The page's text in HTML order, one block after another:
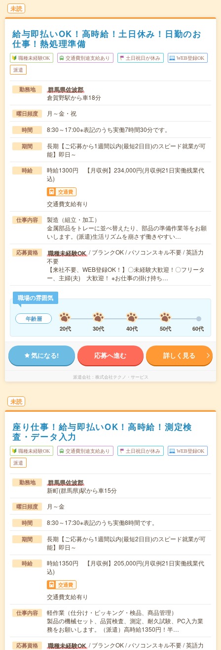
未読
給与即払いOK！高時給！土日休み！日勤のお
仕事！熱処理準備
職種未経験OK 交通費別途支給あり 土日祝日が休み WEB登録OK
派遣
勤務地 群馬県佐波郡
倉賀野駅から車18分
曜日頻度 月～金・祝
時間 8:30～17:00※表記のうち実働7時間30分です。
期間
長期【ご応募から1週間以内(最短2日目)のスピード就業が可
能】即日～
時給
時給1300円 【月収例】234,000円(月収例21日実働残業代
込)
交通費
交通費支給有り
仕事内容
製造（組立・加工）
金属部品をトレーに並べ替えたり、部品の準備作業等をお願
いします。(派遣)生活リズムを崩さず働きやすい…
応募資格 職種未経験OK / ブランクOK / パソコンスキル不要 / 英語力
不要
【来社不要、WEB登録OK！】〇未経験大歓迎！〇フリータ
ー、主婦(夫) 大歓迎！ ※お仕事の掛け持ち…
職場の雰囲気
年齢層
20代
30代 40代 50代 60代
気になる! 応募へ進む 詳しく見る
派遣会社 株式会社テクノ・サービス
未読
座り仕事！給与即払いOK！高時給！測定検
査・データ入力
職種未経験OK 交通費別途支給あり 土日祝日が休み WEB登録OK
派遣
勤務地 群馬県佐波郡
新町(群馬県)駅から車15分
曜日頻度 月～金
時間 8:30～17:30※表記のうち実働8時間です。
期間
長期【ご応募から1週間以内(最短2日目)のスピード就業が可
能】即日～
時給
時給1350円 【月収例】205,000円(月収例21日実働残業代
込)
交通費
交通費支給有り
仕事内容
軽作業（仕分け・ピッキング・検品、商品管理）
製品の機械セット、品質検査、測定、耐久試験、PC入力業
務をお願いします。（派遣）高時給1350円！半…
応募資格 職種未経験OK / ブランクOK / パソコンスキル不要 / 英語力